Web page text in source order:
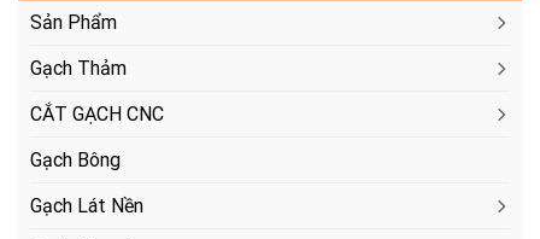
Sản Phẩm
Gạch Thảm
CẮT GẠCH CNC
Gạch Bông
Gạch Lát Nền